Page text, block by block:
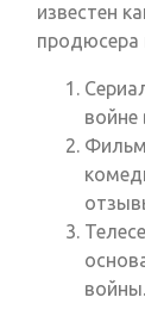
известен
продюсера
войне
войны.